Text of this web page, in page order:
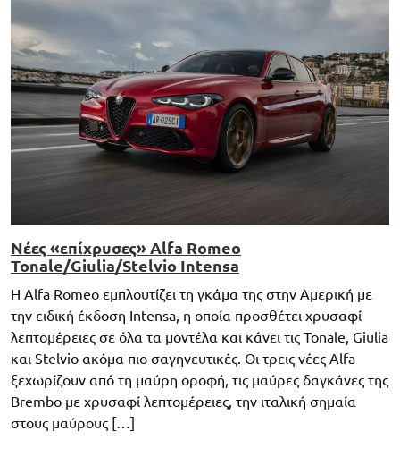
Νέες «επίχρυσες» Alfa Romeo
Tonale/Giulia/Stelvio Intensa
Η Alfa Romeo εμπλουτίζει τη γκάμα της στην Αμερική με
την ειδική έκδοση Intensa, η οποία προσθέτει χρυσαφί
λεπτομέρειες σε όλα τα μοντέλα και κάνει τις Tonale, Giulia
και Stelvio ακόμα πιο σαγηνευτικές. Οι τρεις νέες Alfa
ξεχωρίζουν από τη μαύρη οροφή, τις μαύρες δαγκάνες της
Brembo με χρυσαφί λεπτομέρειες, την ιταλική σημαία
στους μαύρους […]